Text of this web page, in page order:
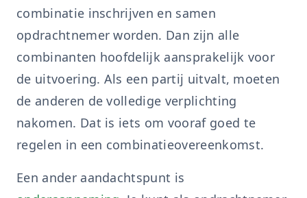
combinatie inschrijven en samen
opdrachtnemer worden. Dan zijn alle
combinanten hoofdelijk aansprakelijk voor
de uitvoering. Als een partij uitvalt, moeten
de anderen de volledige verplichting
nakomen. Dat is iets om vooraf goed te
regelen in een combinatieovereenkomst.
Een ander aandachtspunt is